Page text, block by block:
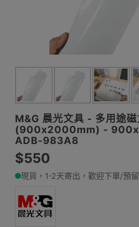
M&G 晨光文具 - 多用途
(900x2000mm) -
ADB-983A8
$550
現貨，1-2天寄出，歡迎下單/預留